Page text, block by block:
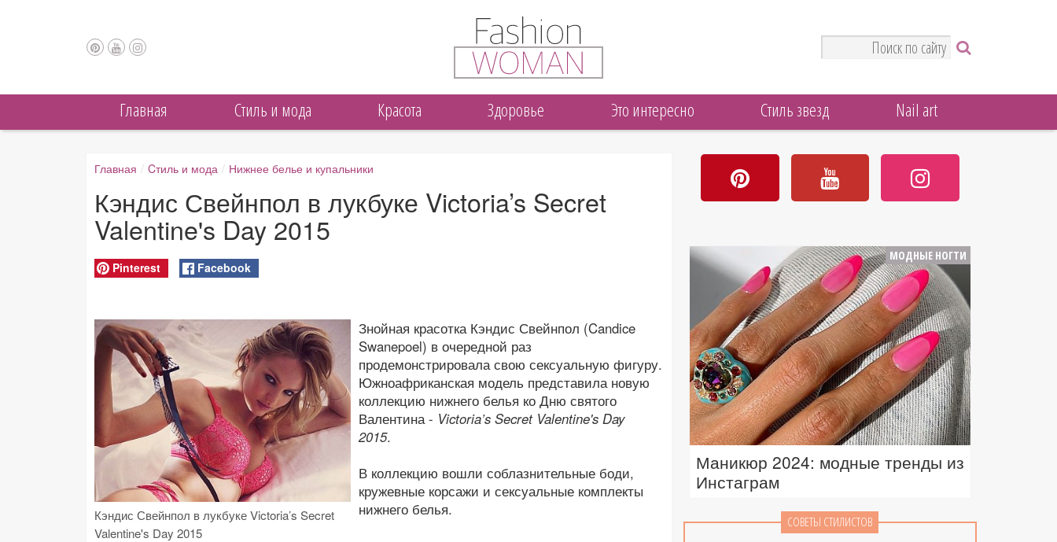
Главная Cтиль и мода Красота Здоровье Это интересно Стиль звезд Nail art
Главная / Cтиль и мода / Нижнее белье и купальники
Кэндис Свейнпол в лукбуке Victoria’s Secret
Valentine's Day 2015
Pinterest Facebook
Кэндис Свейнпол в лукбуке Victoria’s Secret
Valentine's Day 2015
Знойная красотка Кэндис Свейнпол (Candice
Swanepoel) в очередной раз
продемонстрировала свою сексуальную фигуру.
Южноафриканская модель представила новую
коллекцию нижнего белья ко Дню святого
Валентина - Victoria’s Secret Valentine's Day
2015.
В коллекцию вошли соблазнительные боди,
кружевные корсажи и сексуальные комплекты
нижнего белья.
МОДНЫЕ НОГТИ
Маникюр 2024: модные тренды из
Инстаграм
СОВЕТЫ СТИЛИСТОВ